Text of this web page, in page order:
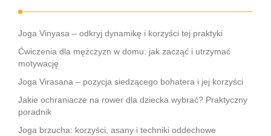
Joga Vinyasa – odkryj dynamikę i korzyści tej praktyki
Ćwiczenia dla mężczyzn w domu: jak zacząć i utrzymać
motywację
Joga Virasana – pozycja siedzącego bohatera i jej korzyści
Jakie ochraniacze na rower dla dziecka wybrać? Praktyczny
poradnik
Joga brzucha: korzyści, asany i techniki oddechowe